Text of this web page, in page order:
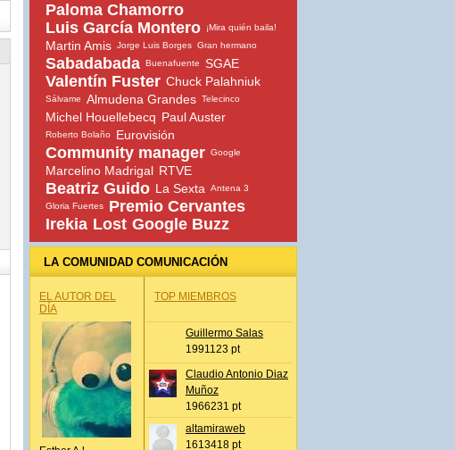
Paloma Chamorro
Luis García Montero
¡Mira quién baila!
Martin Amis Jorge Luis Borges Gran hermano
Sabadabada Buenafuente SGAE
Valentín Fuster Chuck Palahniuk
Sálvame Almudena Grandes Telecinco
Michel Houellebecq Paul Auster
Roberto Bolaño Eurovisión
Community manager Google
Marcelino Madrigal RTVE
Beatriz Guido La Sexta
Antena 3
Gloria Fuertes
Premio Cervantes
Irekia Lost Google Buzz
LA COMUNIDAD COMUNICACIÓN
EL AUTOR DEL
DÍA
TOP MIEMBROS
Guillermo Salas
1991123 pt
Claudio Antonio Diaz
Muñoz
1966231 pt
altamiraweb
1613418 pt